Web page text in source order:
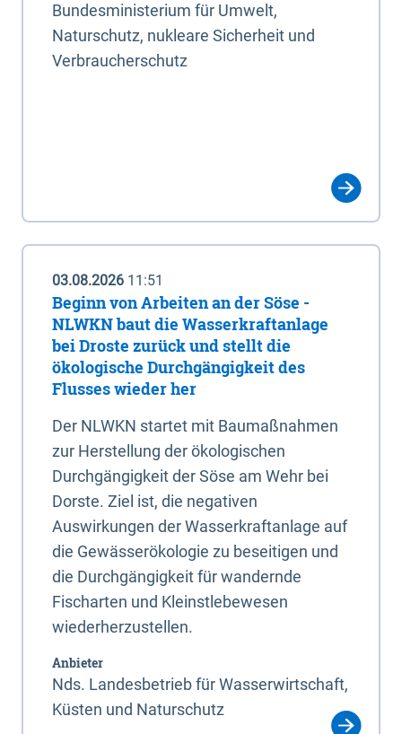
Bundesministerium für Umwelt,
Naturschutz, nukleare Sicherheit und
Verbraucherschutz
03.08.2026 11:51
Beginn von Arbeiten an der Söse -
NLWKN baut die Wasserkraftanlage
bei Droste zurück und stellt die
ökologische Durchgängigkeit des
Flusses wieder her
Der NLWKN startet mit Baumaßnahmen
zur Herstellung der ökologischen
Durchgängigkeit der Söse am Wehr bei
Dorste. Ziel ist, die negativen
Auswirkungen der Wasserkraftanlage auf
die Gewässerökologie zu beseitigen und
die Durchgängigkeit für wandernde
Fischarten und Kleinstlebewesen
wiederherzustellen.
Anbieter
Nds. Landesbetrieb für Wasserwirtschaft,
Küsten und Naturschutz